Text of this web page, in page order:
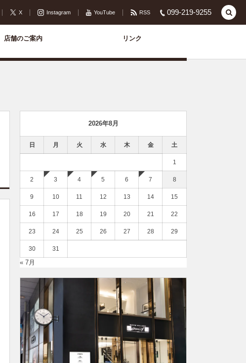
099-219-9255
X Instagram YouTube RSS
店舗のご案内 リンク
2026年8月
日 月 火 水 木 金 土
1
2 3 4 5 6 7 8
9 10 11 12 13 14 15
16 17 18 19 20 21 22
23 24 25 26 27 28 29
30 31
« 7月